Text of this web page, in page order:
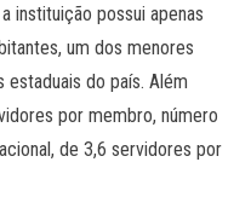
instituição possui apenas
um dos menores
do país. Além
por membro, número
de 3,6 servidores por